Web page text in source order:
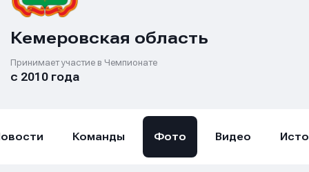
Кемеровская область
Принимает участие в Чемпионате
с 2010 года
Команды Фото Видео